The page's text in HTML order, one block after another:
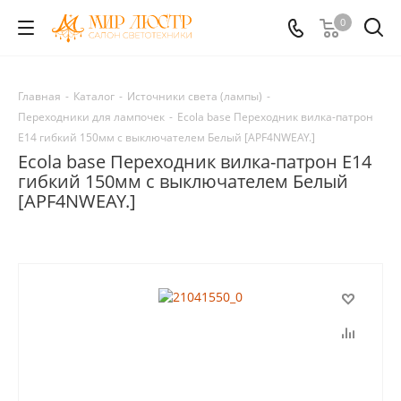
0
Главная - Каталог - Источники света (лампы) -
Переходники для лампочек - Ecola base Переходник вилка-патрон
E14 гибкий 150мм c выключателем Белый [APF4NWEAY.]
Ecola base Переходник вилка-патрон E14
гибкий 150мм c выключателем Белый
[APF4NWEAY.]